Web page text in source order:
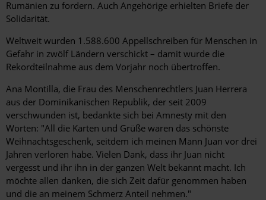
Rumänien zu fordern. Auch Angehörige erhielten Briefe der
Solidarität.
Weltweit wurden 1.588.600 Appellschreiben für Menschen in
Gefahr in zwölf Ländern verschickt – damit wurde die
Rekordteilnahme aus dem Vorjahr noch übertroffen.
Ana Montilla, die Frau des Menschenrechtlers Juan Herrera
aus der Dominikanischen Republik, der seit 2009
verschwunden ist, bedankte sich bei Amnesty mit den
Worten: "All die Karten und Grüße waren das schönste
Weihnachtsgeschenk, seitdem ich meinen Mann Juan vor drei
Jahren verloren habe. Vielen Dank, dass ihr Juan nicht
vergesst und ihr ihn in der ganzen Welt bekannt macht. Ich
möchte allen danken, die sich Zeit dafür genommen haben
und die an meinem Schmerz Anteil nehmen."